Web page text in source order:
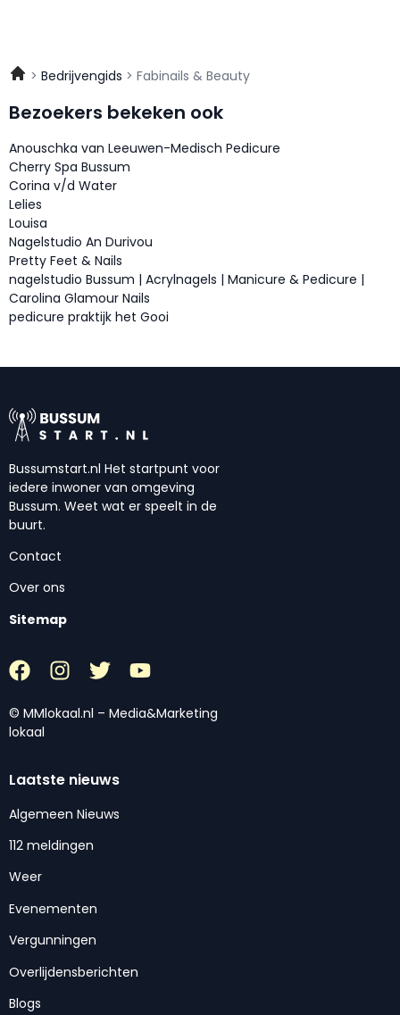
Bedrijvengids Fabinails & Beauty
Bezoekers bekeken ook
Anouschka van Leeuwen-Medisch Pedicure
Cherry Spa Bussum
Corina v/d Water
Lelies
Louisa
Nagelstudio An Durivou
Pretty Feet & Nails
nagelstudio Bussum | Acrylnagels | Manicure & Pedicure |
Carolina Glamour Nails
pedicure praktijk het Gooi
Bussumstart.nl Het startpunt voor
iedere inwoner van omgeving
Bussum. Weet wat er speelt in de
buurt.
Contact
Over ons
Sitemap
© MMlokaal.nl – Media&Marketing
lokaal
Laatste nieuws
Algemeen Nieuws
112 meldingen
Weer
Evenementen
Vergunningen
Overlijdensberichten
Blogs